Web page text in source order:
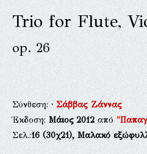
Trio for Flute,
op. 26
Σύνθεση:·Σάββας Ζάννας
Έκδοση:Μάιος 2012από
Σελ.:16(30χ21), Μαλακό